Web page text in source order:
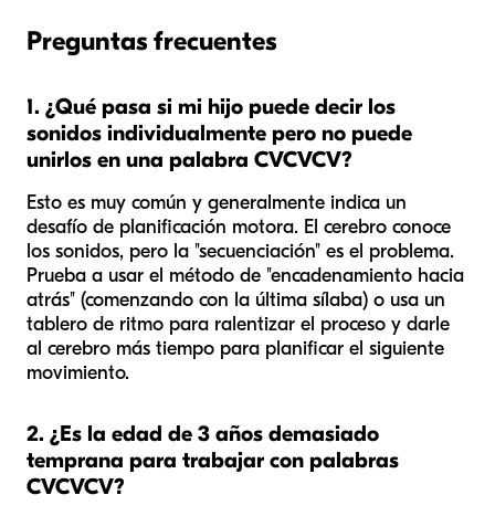
Preguntas frecuentes
1. ¿Qué pasa si mi hijo puede decir los
sonidos individualmente pero no puede
unirlos en una palabra CVCVCV?
Esto es muy común y generalmente indica un
desafío de planificación motora. El cerebro conoce
los sonidos, pero la "secuenciación" es el problema.
Prueba a usar el método de "encadenamiento hacia
atrás" (comenzando con la última sílaba) o usa un
tablero de ritmo para ralentizar el proceso y darle
al cerebro más tiempo para planificar el siguiente
movimiento.
2. ¿Es la edad de 3 años demasiado
temprana para trabajar con palabras
CVCVCV?